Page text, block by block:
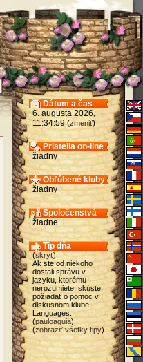
Dátum a čas
6. augusta 2026,
11:34:59 (zmeniť)
Priatelia on-line
žiadny
Obľúbené kluby
žiadny
Spoločenstvá
žiadne
Tip dňa
(skryť)
Ak ste od niekoho
dostali správu v
jazyku, ktorému
nerozumiete, skúste
požiadať o pomoc v
diskusnom klube
Languages.
(pauloaguia)
(zobraziť všetky tipy)